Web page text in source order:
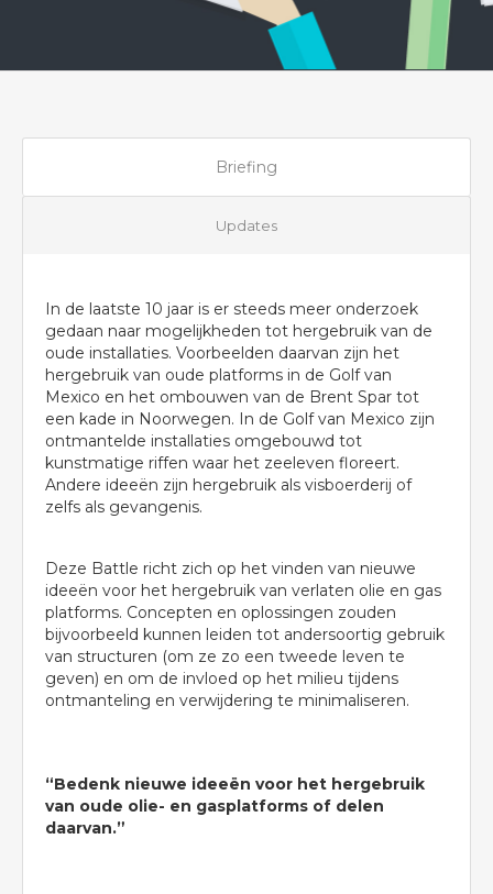
Briefing
Updates
In de laatste 10 jaar is er steeds meer onderzoek
gedaan naar mogelijkheden tot hergebruik van de
oude installaties. Voorbeelden daarvan zijn het
hergebruik van oude platforms in de Golf van
Mexico en het ombouwen van de Brent Spar tot
een kade in Noorwegen. In de Golf van Mexico zijn
ontmantelde installaties omgebouwd tot
kunstmatige riffen waar het zeeleven floreert.
Andere ideeën zijn hergebruik als visboerderij of
zelfs als gevangenis.
Deze Battle richt zich op het vinden van nieuwe
ideeën voor het hergebruik van verlaten olie en gas
platforms. Concepten en oplossingen zouden
bijvoorbeeld kunnen leiden tot andersoortig gebruik
van structuren (om ze zo een tweede leven te
geven) en om de invloed op het milieu tijdens
ontmanteling en verwijdering te minimaliseren.
“Bedenk nieuwe ideeën voor het hergebruik
van oude olie- en gasplatforms of delen
daarvan.”